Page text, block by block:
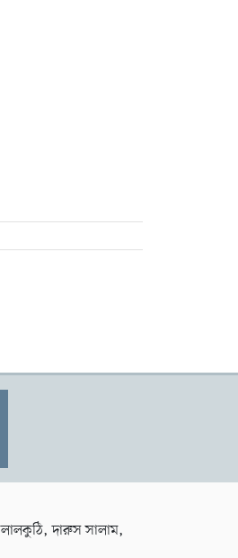
দারুস সালাম,